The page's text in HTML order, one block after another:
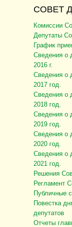
СОВЕТ
Комиссии
Депутаты
График
Сведения о
2016 г.
Сведения о
2017 год.
Сведения о
2018 год.
Сведения о
2019 год.
Сведения о
2020 год.
Сведения о
2021 год.
Решения
Регламент
Публичные
Повестка
депутатов
Отчеты